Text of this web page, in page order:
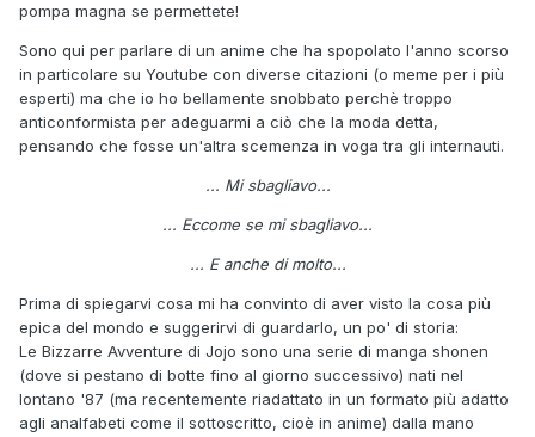
pompa magna se permettete!
Sono qui per parlare di un anime che ha spopolato l'anno scorso
in particolare su Youtube con diverse citazioni (o meme per i più
esperti) ma che io ho bellamente snobbato perchè troppo
anticonformista per adeguarmi a ciò che la moda detta,
pensando che fosse un'altra scemenza in voga tra gli internauti.
... Mi sbagliavo...
... Eccome se mi sbagliavo...
... E anche di molto...
Prima di spiegarvi cosa mi ha convinto di aver visto la cosa più
epica del mondo e suggerirvi di guardarlo, un po' di storia:
Le Bizzarre Avventure di Jojo sono una serie di manga shonen
(dove si pestano di botte fino al giorno successivo) nati nel
lontano '87 (ma recentemente riadattato in un formato più adatto
agli analfabeti come il sottoscritto, cioè in anime) dalla mano